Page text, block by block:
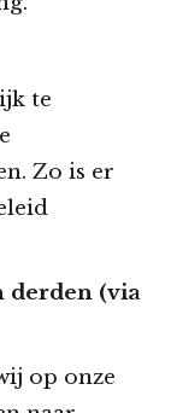
te
Zo is er
derden (via
op onze